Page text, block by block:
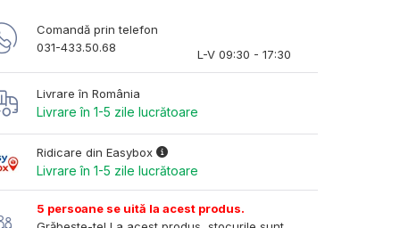
Comandă prin telefon
031-433.50.68
L-V 09:30 - 17:30
Livrare în România
Livrare în 1-5 zile lucrătoare
Ridicare din Easybox
Livrare în 1-5 zile lucrătoare
5 persoane se uită la acest produs.